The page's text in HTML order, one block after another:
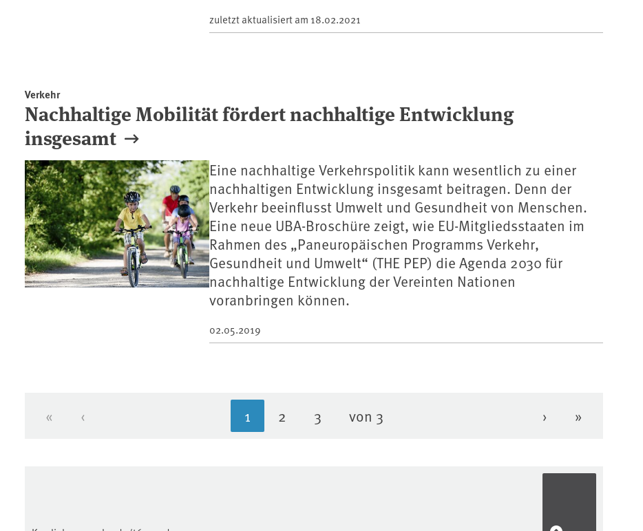
zuletzt aktualisiert am 18.02.2021
Verkehr
Nachhaltige Mobilität fördert nachhaltige Entwicklung
insgesamt
Eine nachhaltige Verkehrspolitik kann wesentlich zu einer
nachhaltigen Entwicklung insgesamt beitragen. Denn der
Verkehr beeinflusst Umwelt und Gesundheit von Menschen.
Eine neue UBA-Broschüre zeigt, wie EU-Mitgliedsstaaten im
Rahmen des „Paneuropäischen Programms Verkehr,
Gesundheit und Umwelt“ (THE PEP) die Agenda 2030 für
nachhaltige Entwicklung der Vereinten Nationen
voranbringen können.
02.05.2019
Erste Seite
« Vorherige Seite
‹ Aktuelle Seite
1 Seite
2 Seite
3 von 3 Nächste Seite
› Letzte Seite
»